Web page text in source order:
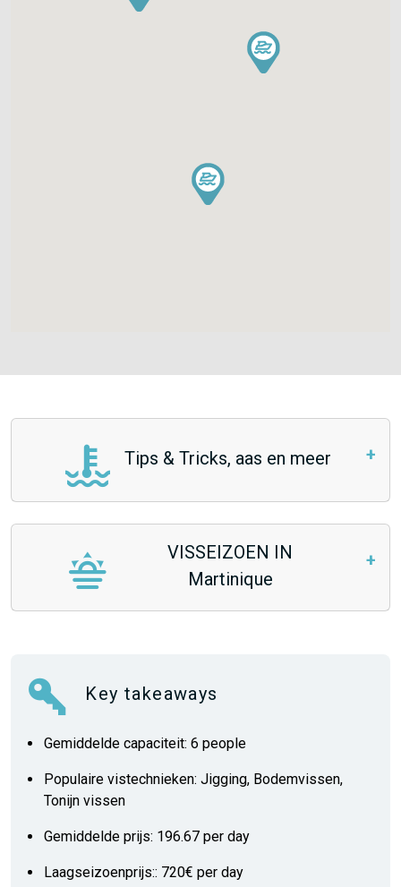
Tips & Tricks, aas en meer
VISSEIZOEN IN
Martinique
Key takeaways
Gemiddelde capaciteit: 6 people
Populaire vistechnieken: Jigging, Bodemvissen,
Tonijn vissen
Gemiddelde prijs: 196.67 per day
Laagseizoenprijs:: 720€ per day